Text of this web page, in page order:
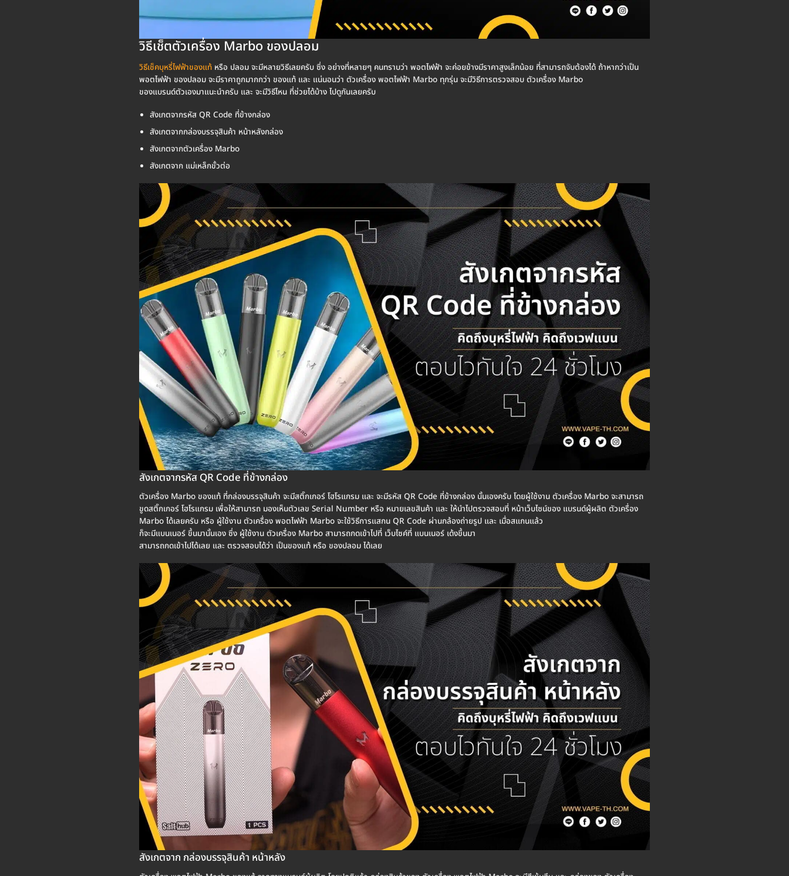
วิธีเช็ตตัวเครื่อง Marbo ของปลอม
วิธีเช็คบุหรี่ไฟฟ้าของแท้ หรือ ปลอม จะมีหลายวิธีเลยครับ ซึ่ง อย่างที่หลายๆ คนทราบว่า พอตไฟฟ้า จะค่อยข้างมีราคาสูงเล็กน้อย ที่สามารถจับต้องได้ ถ้าหากว่าเป็น
พอตไฟฟ้า ของปลอม จะมีราคาถูกมากกว่า ของแท้ และ แน่นอนว่า ตัวเครื่อง พอตไฟฟ้า Marbo ทุกรุ่น จะมีวิธีการตรวจสอบ ตัวเครื่อง Marbo
ของแบรนด์ตัวเองมาแนะนำครับ และ จะมีวิธีไหน ที่ช่วยได้บ้าง ไปดูกันเลยครับ
สังเกตจากรหัส QR Code ที่ข้างกล่อง
สังเกตจากกล่องบรรจุสินค้า หน้าหลังกล่อง
สังเกตจากตัวเครื่อง Marbo
สังเกตจาก แม่เหล็กขั้วต่อ
สังเกตจากรหัส QR Code ที่ข้างกล่อง
ตัวเครื่อง Marbo ของแท้ ที่กล่องบรรจุสินค้า จะมีสติ๊กเกอร์ โฮโรแกรม และ จะมีรหัส QR Code ที่ข้างกล่อง นั้นเองครับ โดยผู้ใช้งาน ตัวเครื่อง Marbo จะสามารถ
ขูดสติ๊กเกอร์ โฮโรแกรม เพื่อให้สามารถ มองเห็นตัวเลข Serial Number หรือ หมายเลขสินค้า และ ให้นำไปตรวจสอบที่ หน้าเว็บไซน์ของ แบรนด์ผู้ผลิต ตัวเครื่อง
Marbo ได้เลยครับ หรือ ผู้ใช้งาน ตัวเครื่อง พอตไฟฟ้า Marbo จะใช้วิธีการแสกน QR Code ผ่านกล้องถ่ายรูป และ เมื่อสแกนแล้ว
ก็จะมีแบนเนอร์ ขึ้นมานั้นเอง ซึ่ง ผู้ใช้งาน ตัวเครื่อง Marbo สามารถกดเข้าไปที่ เว็บไซค์ที่ แบนเนอร์ เด้งขึ้นมา
สามารถกดเข้าไปได้เลย และ ตรวจสอบได้ว่า เป็นของแท้ หรือ ของปลอม ได้เลย
สังเกตจาก กล่องบรรจุสินค้า หน้าหลัง